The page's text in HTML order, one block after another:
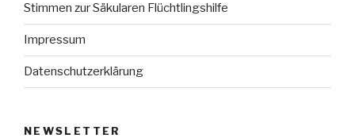
Stimmen zur Säkularen Flüchtlingshilfe
Impressum
Datenschutzerklärung
NEWSLETTER